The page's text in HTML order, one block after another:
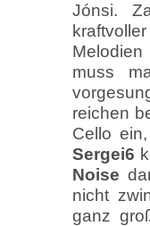
Jónsi.
muss
reichen
Cello
Sergei6
Noise
nicht
ganz